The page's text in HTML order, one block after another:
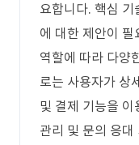
요합니다. 핵심
에 대한 제안이 필
역할에 따라 다양
로는 사용자가 상
및 결제 기능을
관리 및 문의 응대